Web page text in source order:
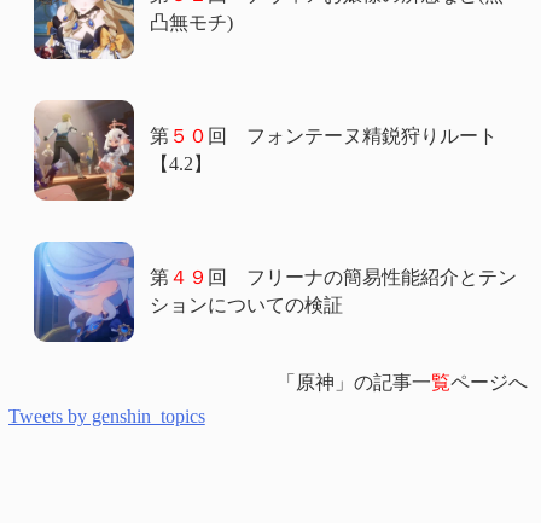
凸無モチ)
第５０ 回 フォンテーヌ精鋭狩りルート
【4.2】
第４９ 回 フリーナの簡易性能紹介とテン
ションについての検証
「原神」の記事一覧ページへ
Tweets by genshin_topics